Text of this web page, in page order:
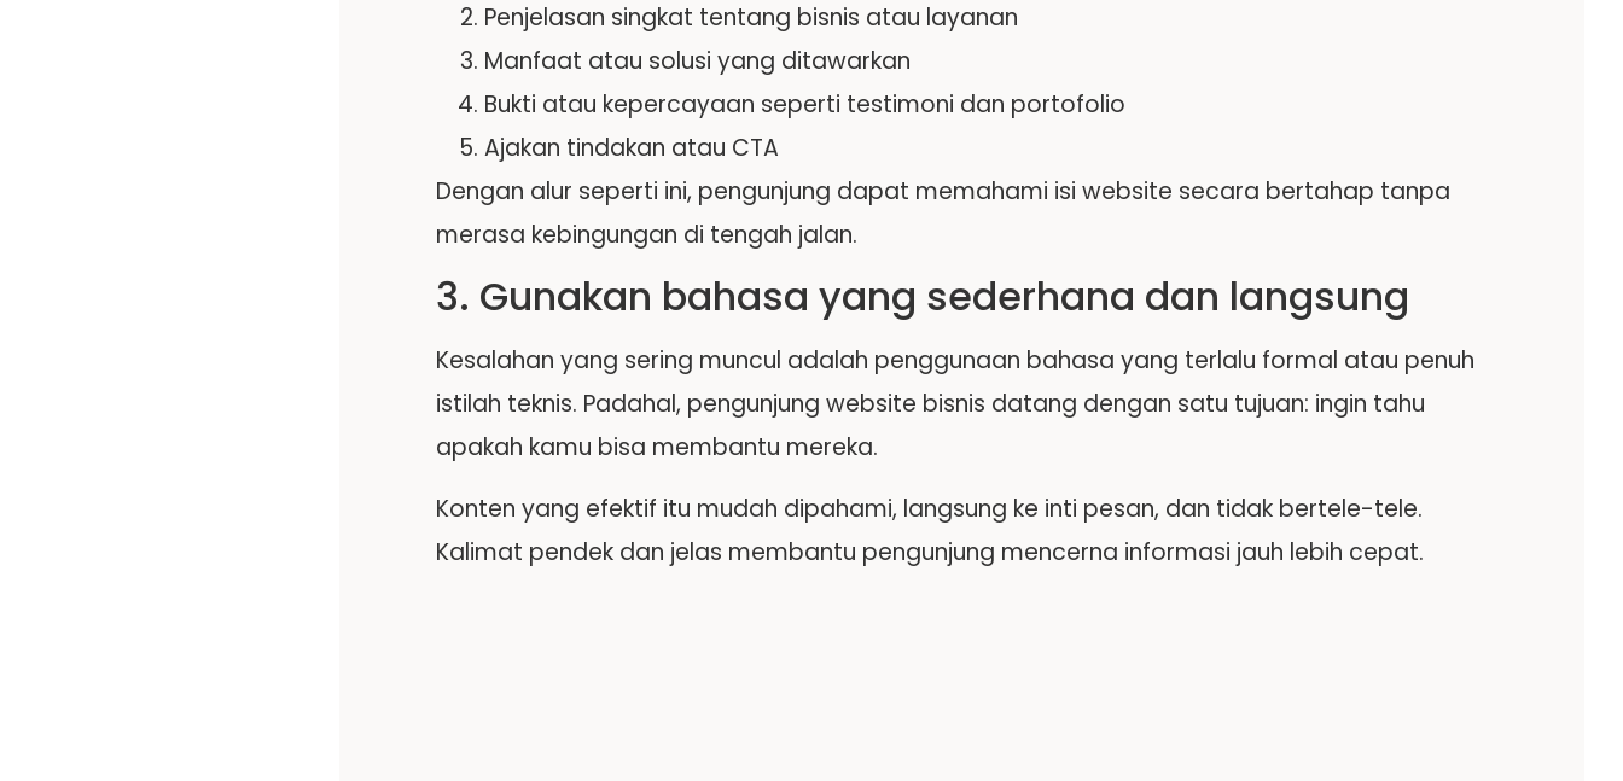
Penjelasan singkat tentang bisnis atau layanan
Manfaat atau solusi yang ditawarkan
Bukti atau kepercayaan seperti testimoni dan portofolio
Ajakan tindakan atau CTA
Dengan alur seperti ini, pengunjung dapat memahami isi website secara bertahap tanpa
merasa kebingungan di tengah jalan.
3. Gunakan bahasa yang sederhana dan langsung
Kesalahan yang sering muncul adalah penggunaan bahasa yang terlalu formal atau penuh
istilah teknis. Padahal, pengunjung website bisnis datang dengan satu tujuan: ingin tahu
apakah kamu bisa membantu mereka.
Konten yang efektif itu mudah dipahami, langsung ke inti pesan, dan tidak bertele-tele.
Kalimat pendek dan jelas membantu pengunjung mencerna informasi jauh lebih cepat.